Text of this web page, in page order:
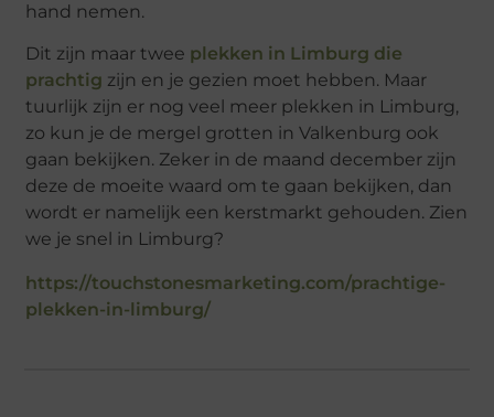
hand nemen.
Dit zijn maar twee plekken in Limburg die
prachtig zijn en je gezien moet hebben. Maar
tuurlijk zijn er nog veel meer plekken in Limburg,
zo kun je de mergel grotten in Valkenburg ook
gaan bekijken. Zeker in de maand december zijn
deze de moeite waard om te gaan bekijken, dan
wordt er namelijk een kerstmarkt gehouden. Zien
we je snel in Limburg?
https://touchstonesmarketing.com/prachtige-
plekken-in-limburg/